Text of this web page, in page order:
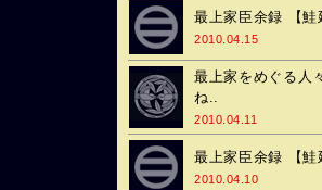
最上家臣余録 【
2010.04.15
最上家をめぐる人
ね..
2010.04.11
最上家臣余録 【
2010.04.10